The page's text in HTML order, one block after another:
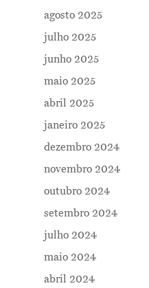
agosto 2025
julho 2025
junho 2025
maio 2025
abril 2025
janeiro 2025
dezembro 2024
novembro 2024
outubro 2024
setembro 2024
julho 2024
maio 2024
abril 2024